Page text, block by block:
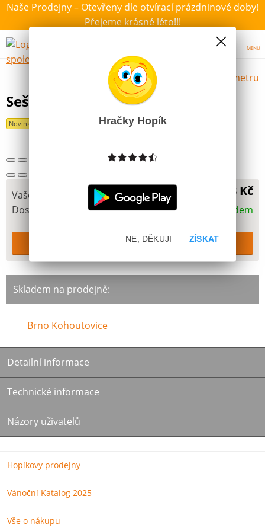
Naše Prodejny – Otevřeny dle otvírací prázdninové doby!
Přejeme krásné léto!!!
MENU
Výběr hraček dle zvoleného parametru
Sešit A5, 20 listů, TYP 513 Spyro
Novinka
Vaše cena 13 Kč
Dostupnost Skladem
Skladem na prodejně:
Brno Kohoutovice
Detailní informace
Technické informace
Názory uživatelů
Hopíkovy prodejny
Vánoční Katalog 2025
Vše o nákupu
Hračky Hopík
ZÍSKAT
NE, DĚKUJI